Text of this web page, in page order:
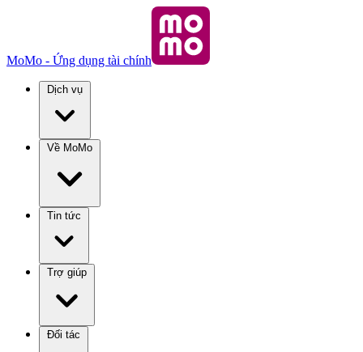
MoMo - Ứng dụng tài chính
Dịch vụ
Về MoMo
Tin tức
Trợ giúp
Đối tác